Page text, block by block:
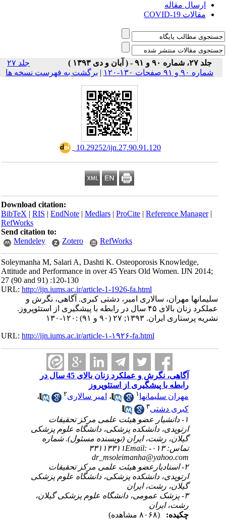
ارسال مقاله
مقالات COVID-19
جلد ۲۷، شماره ۹۰ و ۹۱ - ( آبان و دی ۱۳۹۳ )
جلد ۲۷
شماره ۹۰ و ۹۱ صفحات ۱۳۰-۱۲۰
| برگشت به فهرست نسخه ها
‎ 10.29252/ijn.27.90.91.120
Download citation:
BibTeX|RIS|EndNote|Medlars|ProCite|Reference Manager
RefWorks
Send citation to:
Mendeley
Zotero RefWorks
Soleymanha M, Salari A, Dashti K. Osteoporosis Knowledge,
Attitude and Performance in over 45 Years Old Women. IJN 2014;
27 (90 and 91) :120-130
URL:http://ijn.iums.ac.ir/article-1-1926-fa.html
سلیمانها مهران، سالاری امیر، دشتی کبری. آگاهی، نگرش و
عملکرد زنان بالای ۴۵ سال در رابطه با پیشگیری از استئوپروز.
نشریه پرستاری ایران. ۱۳۹۳; ۲۷ (۹۰ و ۹۱) :۱۲۰-۱۳۰
URL:http://ijn.iums.ac.ir/article-۱-۱۹۲۶-fa.html
آگاهی، نگرش و عملکرد زنان بالای 45 سال در
رابطه با پیشگیری از استئوپروز
مهران سلیمانها
،امیر سالاری۲
،
کبری دشتی
۱- دانشیار عضو هیئت علمی مرکز تحقیقات
ارتوپدی، دانشکده پزشکی، دانشگاه علوم پزشکی
گیلان، رشت، ایران (نویسنده مسئول). شماره
تماس: ۰۱۳- ۳۳۱۱۳۳۱۱Email:
dr_msoleimanha@yahoo.com
۲- استادیارعضو هیئت علمی مرکز تحقیقات
ارتوپدی، دانشکده پزشکی، دانشگاه علوم پزشکی
گیلان، رشت، ایران
۳- پزشک عمومی، دانشگاه علوم پزشکی گیلان،
رشت، ایران
چکیده: